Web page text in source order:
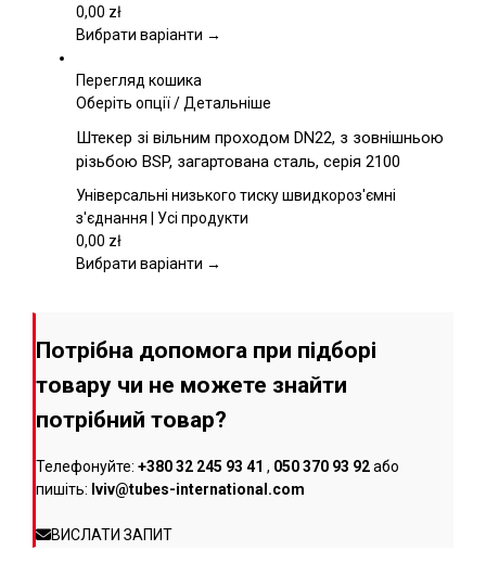
на
товару
0,00 zł
Вибрати варіанти →
Перегляд кошика
Оберіть опціїЦей
має
кілька
варіантів.
Параметри
вибрати
/Детальніше
Штекер зі вільним проходом DN22, з зовнішньою
різьбою BSP, загартована сталь, серія 2100
Універсальні низького тиску швидкороз'ємні
з'єднання | Усі продукти
0,00 zł
Вибрати варіанти →
Потрібна допомога при підборі
товару чи не можете знайти
потрібний товар?
Телефонуйте: +380 32 245 93 41 , 050 370 93 92або
пишіть: lviv@tubes-international.com
ВИСЛАТИ ЗАПИТ